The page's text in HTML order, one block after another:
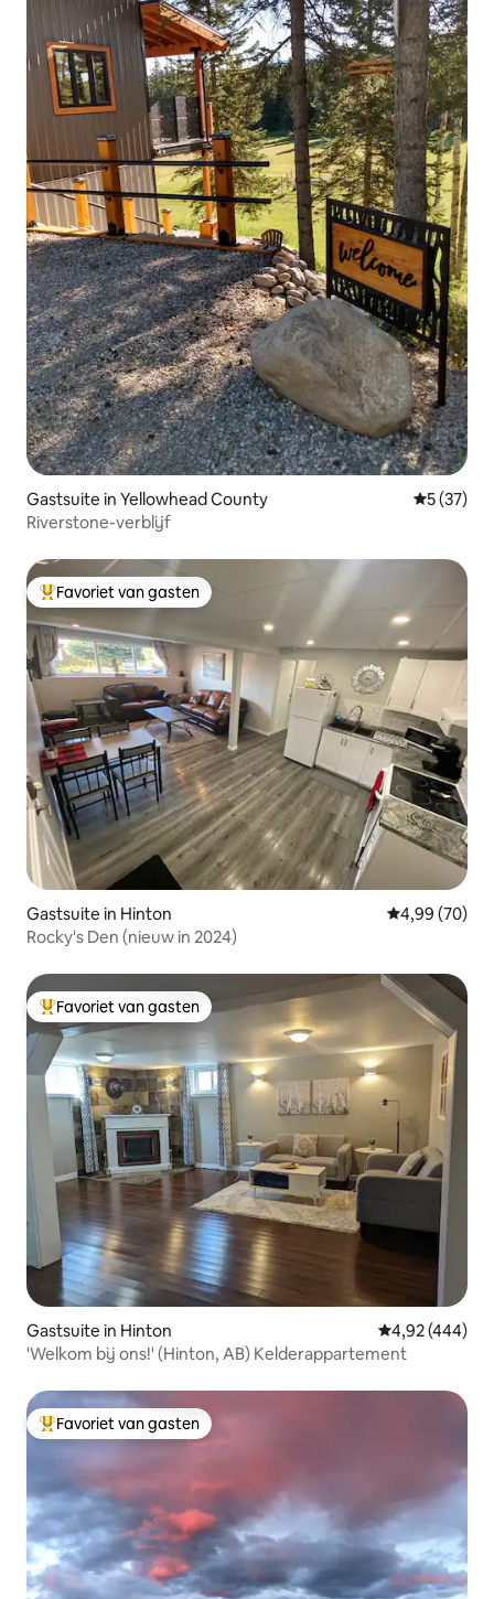
Gastsuite in Yellowhead County
5 (37)
Riverstone-verblijf
Topfavoriet van gasten
Favoriet van gasten
Gastsuite in Hinton Gemiddelde
4,99 (70)
Rocky's Den (nieuw in 2024)
Topfavoriet van gasten
Favoriet van gasten
Gastsuite in Hinton Gemiddelde
4,92 (444)
'Welkom bij ons!' (Hinton, AB) Kelderappartement
Topfavoriet van gasten
Favoriet van gasten